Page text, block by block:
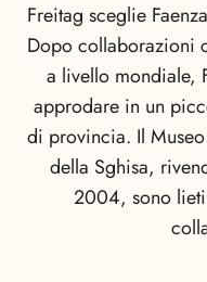
Freitag sceglie
Dopo collaborazioni
a livello mondiale,
approdare in un
di provincia. Il
della Sghisa,
2004, sono